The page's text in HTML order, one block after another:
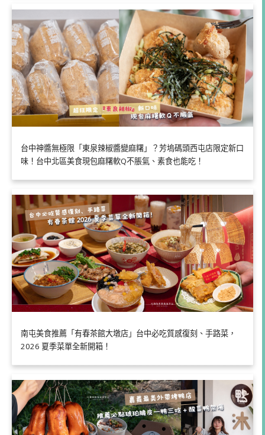
台中神醬無極限「東泉辣椒醬變麻糬」？芳塢碼頭西屯店限定新口
味！台中北區美食現包麻糬軟Q不脹氣、素食也能吃！
南屯美食推薦「有春茶館大墩店」台中必吃質感復刻、手路菜，
2026 夏季菜單全新開箱！